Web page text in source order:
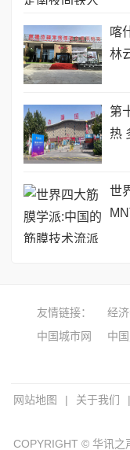
喀
林
第
热
世
友情链接： 经
中国城市网
中
网站地图 | 关于我们 |
COPYRIGHT © 华讯之